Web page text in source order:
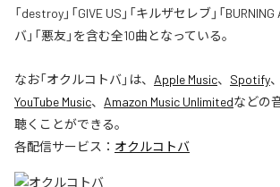
「destroy」「GIVE US」「キルザセレブ」「
バ」「悪友」を含む全10曲となっている。
なお「オクルコトバ」は、 Apple Music、 Spotify、
YouTube Music、 Amazon Music Unlimitedなどの
聴くことができる。
各配信サービス： オクルコトバ